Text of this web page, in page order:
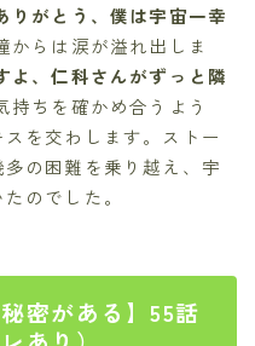
りがとう、僕は宇宙一幸
からは涙が溢れ出しま
よ、仁科さんがずっと隣
持ちを確かめ合うよう
を交わします。ストー
の困難を乗り越え、宇
のでした。
密がある】55話